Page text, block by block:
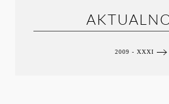
2009 - XXXI